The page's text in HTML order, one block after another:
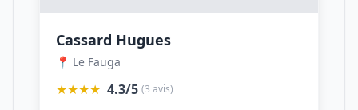
Cassard Hugues
📍 Le Fauga
★★★★ 4.3/5 (3 avis)